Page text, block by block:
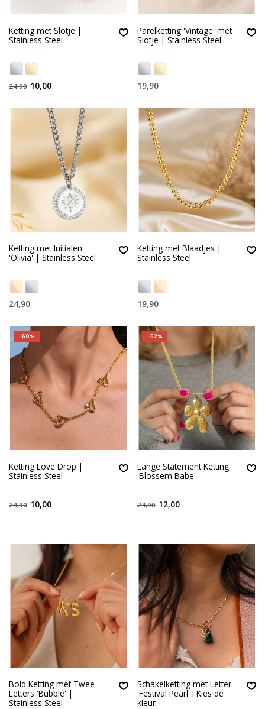
Ketting met Slotje |
Stainless Steel
24,90 10,00
Parelketting 'Vintage' met
Slotje | Stainless Steel
19,90
Ketting met Initialen
'Olivia' | Stainless Steel
24,90
Ketting met Blaadjes |
Stainless Steel
19,90
-60%
Ketting Love Drop |
Stainless Steel
24,90 10,00
-52%
Lange Statement Ketting
'Blossem Babe'
24,90 12,00
Bold Ketting met Twee
Letters 'Bubble' |
Stainless Steel
Schakelketting met Letter
'Festival Pearl' I Kies de
kleur